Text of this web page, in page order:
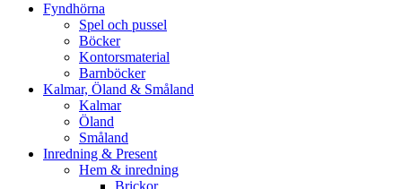
Fyndhörna
Spel och pussel
Böcker
Kontorsmaterial
Barnböcker
Kalmar, Öland & Småland
Kalmar
Öland
Småland
Inredning & Present
Hem & inredning
Brickor